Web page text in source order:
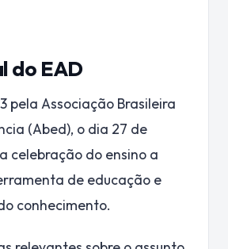
do EAD
pela Associação Brasileira
(Abed), o dia 27 de
celebração do ensino a
de educação e
conhecimento.